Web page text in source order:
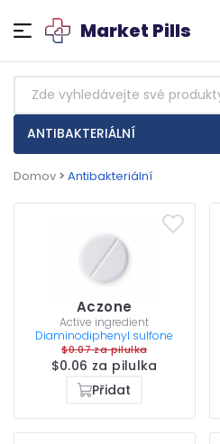
Market Pills
ANTIBAKTERIÁLNÍ
Domov > Antibakteriální
Aczone
Active ingredient
Diaminodiphenyl sulfone
$0.07 za pilulka
$0.06 za pilulka
Přidat